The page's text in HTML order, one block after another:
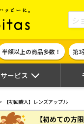
ポイント貯めて現
半額以上の商品多数！ 第3
サービス
【初回購入】レンズアップル
【初めての方